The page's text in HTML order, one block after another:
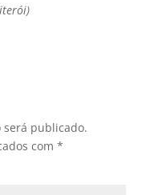
será publicado.
com *